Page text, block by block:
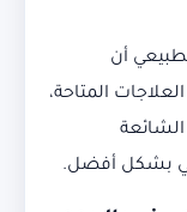
أن
المتاحة،
الشائعة
بشكل أفضل.